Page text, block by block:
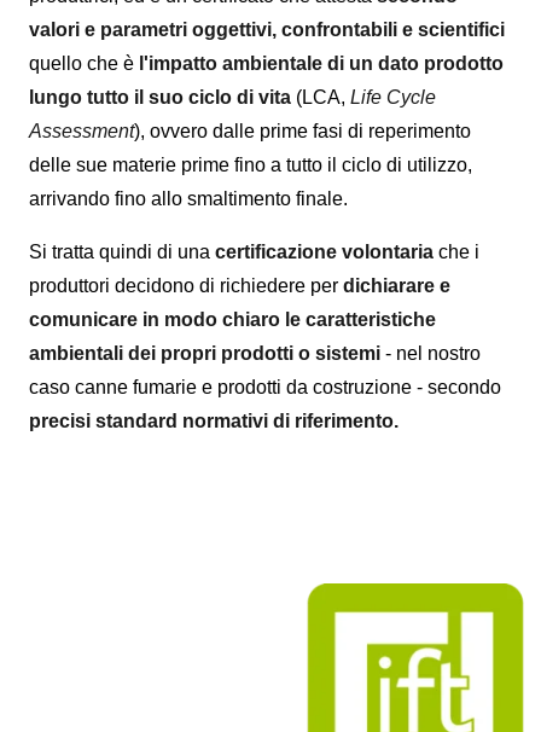
valori e parametri oggettivi, confrontabili e scientifici
quello che è l'impatto ambientale di un dato prodotto
lungo tutto il suo ciclo di vita (LCA, Life Cycle
Assessment), ovvero dalle prime fasi di reperimento
delle sue materie prime fino a tutto il ciclo di utilizzo,
arrivando fino allo smaltimento finale.
Si tratta quindi di una certificazione volontaria che i
produttori decidono di richiedere per dichiarare e
comunicare in modo chiaro le caratteristiche
ambientali dei propri prodotti o sistemi - nel nostro
caso canne fumarie e prodotti da costruzione - secondo
precisi standard normativi di riferimento.